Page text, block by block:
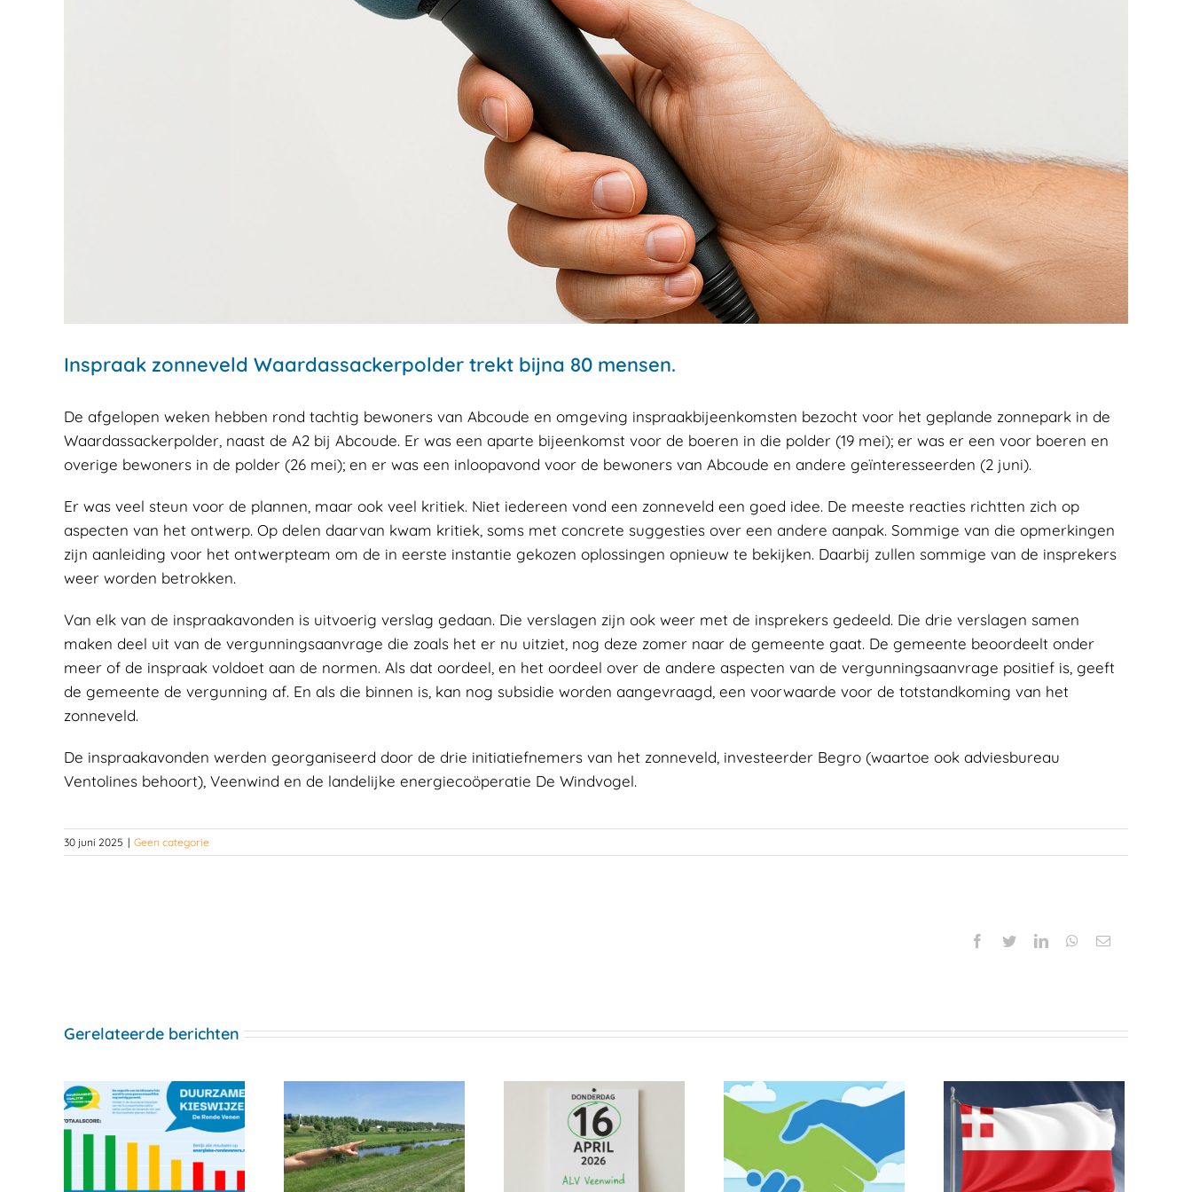
Inspraak zonneveld Waardassackerpolder trekt bijna 80 mensen.
De afgelopen weken hebben rond tachtig bewoners van Abcoude en omgeving inspraakbijeenkomsten bezocht voor het geplande zonnepark in de
Waardassackerpolder, naast de A2 bij Abcoude. Er was een aparte bijeenkomst voor de boeren in die polder (19 mei); er was er een voor boeren en
overige bewoners in de polder (26 mei); en er was een inloopavond voor de bewoners van Abcoude en andere geïnteresseerden (2 juni).
Er was veel steun voor de plannen, maar ook veel kritiek. Niet iedereen vond een zonneveld een goed idee. De meeste reacties richtten zich op
aspecten van het ontwerp. Op delen daarvan kwam kritiek, soms met concrete suggesties over een andere aanpak. Sommige van die opmerkingen
zijn aanleiding voor het ontwerpteam om de in eerste instantie gekozen oplossingen opnieuw te bekijken. Daarbij zullen sommige van de insprekers
weer worden betrokken.
Van elk van de inspraakavonden is uitvoerig verslag gedaan. Die verslagen zijn ook weer met de insprekers gedeeld. Die drie verslagen samen
maken deel uit van de vergunningsaanvrage die zoals het er nu uitziet, nog deze zomer naar de gemeente gaat. De gemeente beoordeelt onder
meer of de inspraak voldoet aan de normen. Als dat oordeel, en het oordeel over de andere aspecten van de vergunningsaanvrage positief is, geeft
de gemeente de vergunning af. En als die binnen is, kan nog subsidie worden aangevraagd, een voorwaarde voor de totstandkoming van het
zonneveld.
De inspraakavonden werden georganiseerd door de drie initiatiefnemers van het zonneveld, investeerder Begro (waartoe ook adviesbureau
Ventolines behoort), Veenwind en de landelijke energiecoöperatie De Windvogel.
30 juni 2025 | Geen categorie
Facebook
TwitterLinkedInWhatsApp
E-
Gerelateerde berichten